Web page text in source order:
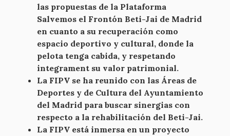
las propuestas de la Plataforma
Salvemos el Frontón Beti-Jai de Madrid
en cuanto a su recuperación como
espacio deportivo y cultural, donde la
pelota tenga cabida, y respetando
integrament su valor patrimonial.
La FIPV se ha reunido con las Áreas de
Deportes y de Cultura del Ayuntamiento
del Madrid para buscar sinergias con
respecto a la rehabilitación del Beti-Jai.
La FIPV está inmersa en un proyecto